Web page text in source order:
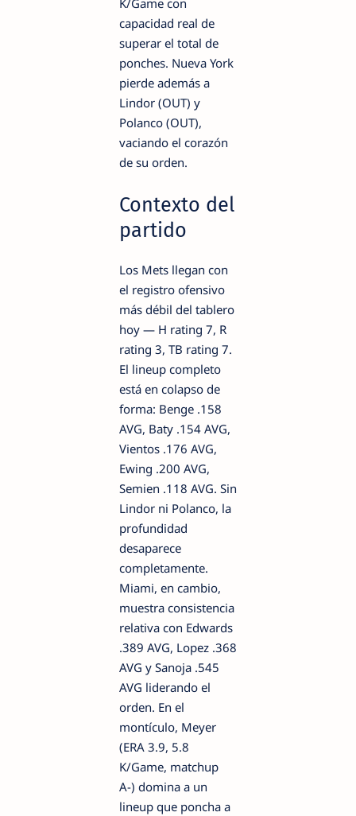
capacidad real de
superar el total de
ponches. Nueva York
pierde además a
Lindor (OUT) y
Polanco (OUT),
vaciando el corazón
de su orden.
Contexto del
partido
Los Mets llegan con
el registro ofensivo
más débil del tablero
hoy — H rating 7, R
rating 3, TB rating 7.
El lineup completo
está en colapso de
forma: Benge .158
AVG, Baty .154 AVG,
Vientos .176 AVG,
Ewing .200 AVG,
Semien .118 AVG. Sin
Lindor ni Polanco, la
profundidad
desaparece
completamente.
Miami, en cambio,
muestra consistencia
relativa con Edwards
.389 AVG, Lopez .368
AVG y Sanoja .545
AVG liderando el
orden. En el
montículo, Meyer
(ERA 3.9, 5.8
K/Game, matchup
A-) domina a un
lineup que poncha a